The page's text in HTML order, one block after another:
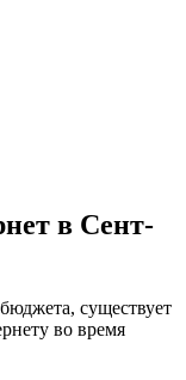
в Сент-
существует
во время